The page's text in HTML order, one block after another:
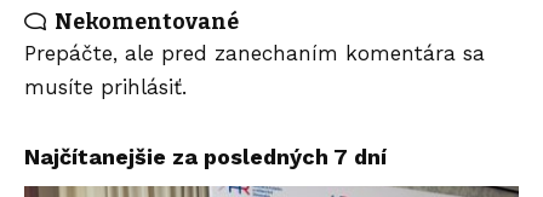
Nekomentované
Prepáčte, ale pred zanechaním komentára sa
musíte prihlásiť.
Najčítanejšie za posledných 7 dní